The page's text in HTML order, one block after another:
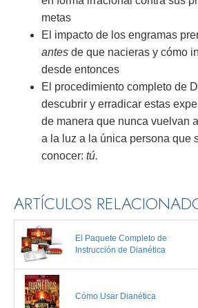
metas
El impacto de los engramas
antes de que nacieras y cómo
desde entonces
El procedimiento completo de
descubrir y erradicar estas
de manera que nunca vuelvan
a la luz a la única persona que
conocer: tú.
ARTÍCULOS
El Paquete Completo de
Instrucción de Dianética
Cómo Usar Dianética